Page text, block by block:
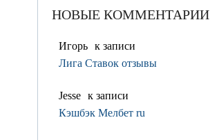
НОВЫЕ КОММЕНТАРИИ
Игорь к записи
Лига Ставок отзывы
Jesse к записи
Кэшбэк Мелбет ru